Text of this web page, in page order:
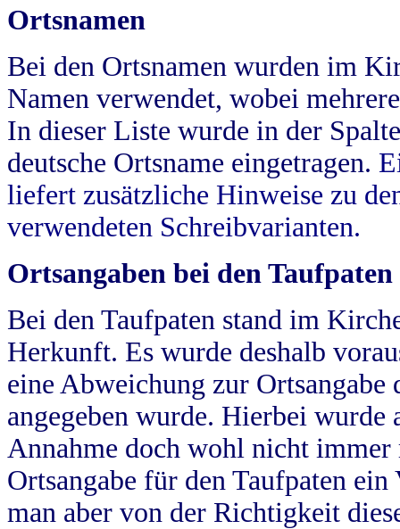
Ortsnamen
Bei den Ortsnamen wurden im
Namen verwendet, wobei
In dieser Liste wurde in der
deutsche Ortsname eingetragen.
liefert zusätzliche Hinweise zu
verwendeten Schreibvarianten.
Ortsangaben bei den Taufpaten
Bei den Taufpaten stand im
Herkunft. Es wurde deshalb
eine Abweichung zur
angegeben wurde. Hierbei wurde
Annahme doch wohl nicht
Ortsangabe für den Taufpaten
man aber von der Richtigkeit